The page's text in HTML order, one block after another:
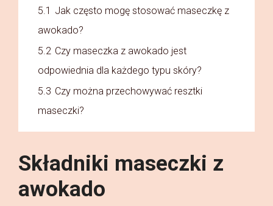
5.1 Jak często mogę stosować maseczkę z
awokado?
5.2 Czy maseczka z awokado jest
odpowiednia dla każdego typu skóry?
5.3 Czy można przechowywać resztki
maseczki?
Składniki maseczki z
awokado